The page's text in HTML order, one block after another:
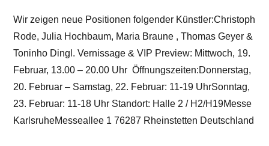
Wir zeigen neue Positionen folgender Künstler:Christoph
Rode, Julia Hochbaum, Maria Braune , Thomas Geyer &
Toninho Dingl. Vernissage & VIP Preview: Mittwoch, 19.
Februar, 13.00 – 20.00 Uhr Öffnungszeiten:Donnerstag,
20. Februar – Samstag, 22. Februar: 11-19 UhrSonntag,
23. Februar: 11-18 Uhr Standort: Halle 2 / H2/H19Messe
KarlsruheMesseallee 1 76287 Rheinstetten Deutschland